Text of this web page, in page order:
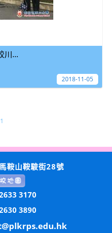
川...
2018-11-05
1
鞍山鞍駿街28號
3170
3890